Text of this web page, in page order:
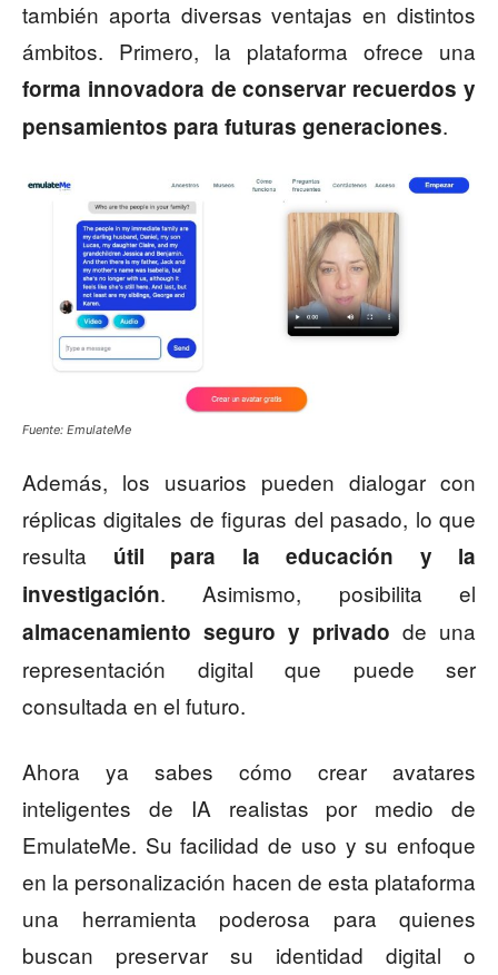
también aporta diversas ventajas en distintos
ámbitos. Primero, la plataforma ofrece una
forma innovadora de conservar recuerdos y
pensamientos para futuras generaciones.
Fuente: EmulateMe
Además, los usuarios pueden dialogar con
réplicas digitales de figuras del pasado, lo que
resulta útil para la educación y la
investigación. Asimismo, posibilita el
almacenamiento seguro y privado de una
representación digital que puede ser
consultada en el futuro.
Ahora ya sabes cómo crear avatares
inteligentes de IA realistas por medio de
EmulateMe. Su facilidad de uso y su enfoque
en la personalización hacen de esta plataforma
una herramienta poderosa para quienes
buscan preservar su identidad digital o